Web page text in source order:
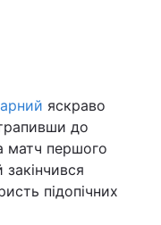
яскраво
до
матч першого
підопічних